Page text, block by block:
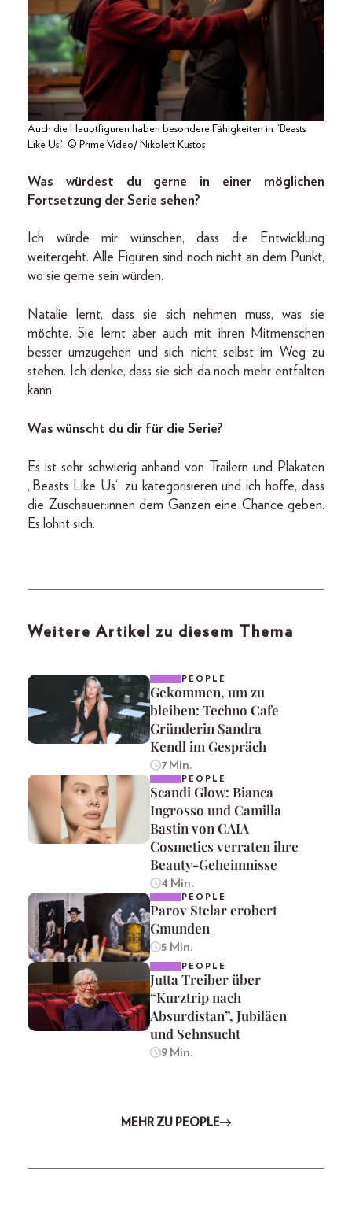
Auch die Hauptfiguren haben besondere Fähigkeiten in “Beasts
Like Us”. © Prime Video/ Nikolett Kustos
Was würdest du gerne in einer möglichen
Fortsetzung der Serie sehen?
Ich würde mir wünschen, dass die Entwicklung
weitergeht. Alle Figuren sind noch nicht an dem Punkt,
wo sie gerne sein würden.
Natalie lernt, dass sie sich nehmen muss, was sie
möchte. Sie lernt aber auch mit ihren Mitmenschen
besser umzugehen und sich nicht selbst im Weg zu
stehen. Ich denke, dass sie sich da noch mehr entfalten
kann.
Was wünscht du dir für die Serie?
Es ist sehr schwierig anhand von Trailern und Plakaten
„Beasts Like Us“ zu kategorisieren und ich hoffe, dass
die Zuschauer:innen dem Ganzen eine Chance geben.
Es lohnt sich.
Weitere Artikel zu diesem Thema
PEOPLE
Gekommen, um zu
bleiben: Techno Cafe
Gründerin Sandra
Kendl im Gespräch
7 Min.
PEOPLE
Scandi Glow: Bianca
Ingrosso und Camilla
Bastin von CAIA
Cosmetics verraten ihre
Beauty-Geheimnisse
4 Min.
PEOPLE
Parov Stelar erobert
Gmunden
5 Min.
PEOPLE
Jutta Treiber über
“Kurztrip nach
Absurdistan”, Jubiläen
und Sehnsucht
9 Min.
MEHR ZU PEOPLE